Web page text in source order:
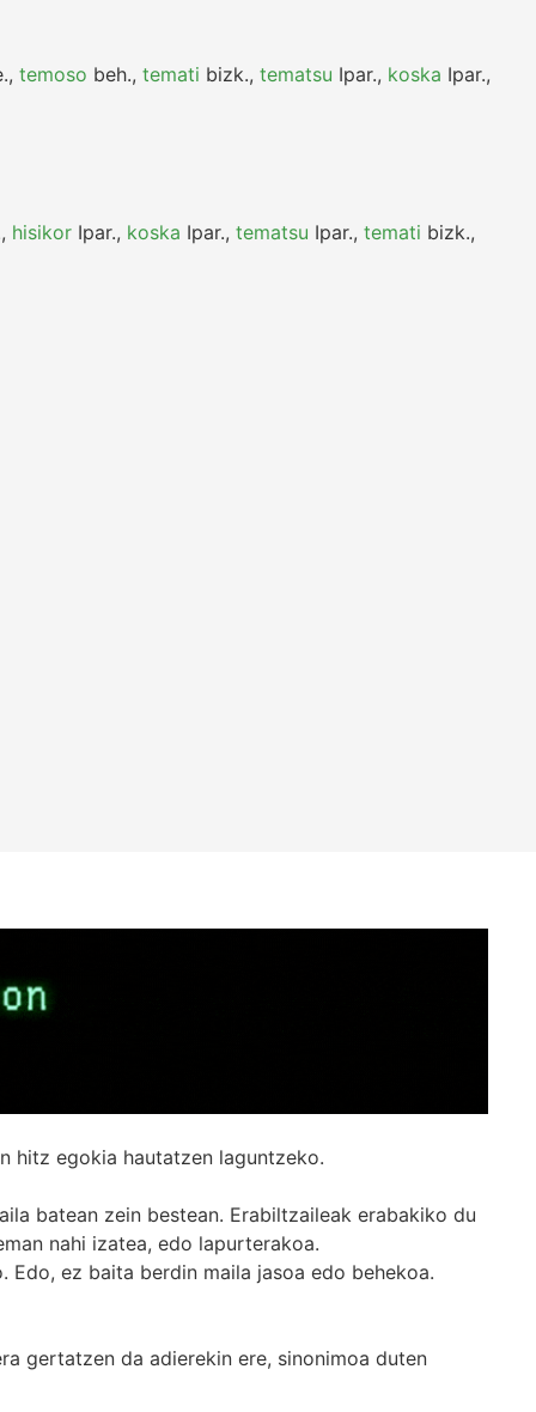
, temoso beh., temati bizk., tematsu Ipar., koska Ipar.,
, hisikor Ipar., koska Ipar., tematsu Ipar., temati bizk.,
hitz egokia hautatzen laguntzeko.
batean zein bestean. Erabiltzaileak erabakiko du
nahi izatea, edo lapurterakoa.
Edo, ez baita berdin maila jasoa edo behekoa.
gertatzen da adierekin ere, sinonimoa duten